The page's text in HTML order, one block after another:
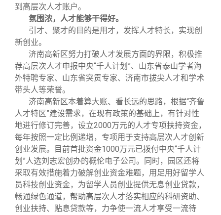
到高层次人才账户。
氛围浓，人才能够干得好。
引才、聚才的目的是用才，发挥人才特长，实现创
新创业。
济南高新区努力打破人才发展方面的界限，积极推
荐高层次人才申报中央“千人计划”、 山东省泰山学者海
外特聘专家、山东省突贡专家、济南市拔尖人才和学术
带头人等荣誉。
济南高新区本着算大账、看长远的思路，根据“齐鲁
人才特区”建设需求，在现有政策的基础上，有针对性
地进行修订完善，设立2000万元的人才专项扶持资金，
每年按照一定比例递增，专项用于支持高层次人才创新
创业发展。目前首批资金1000万元已拨付中央“千人计
划”人选刘志宏创办的概伦电子公司。同时，园区还将
采取有效措施着力破解创业资金难题，用足用好留学人
员科技创业资金，为留学人员创业提供无息创业贷款，
畅通绿色通道，帮助高层次人才落实相应的科研资助、
创业扶持、贴息贷款等，力争使一流人才享受一流待